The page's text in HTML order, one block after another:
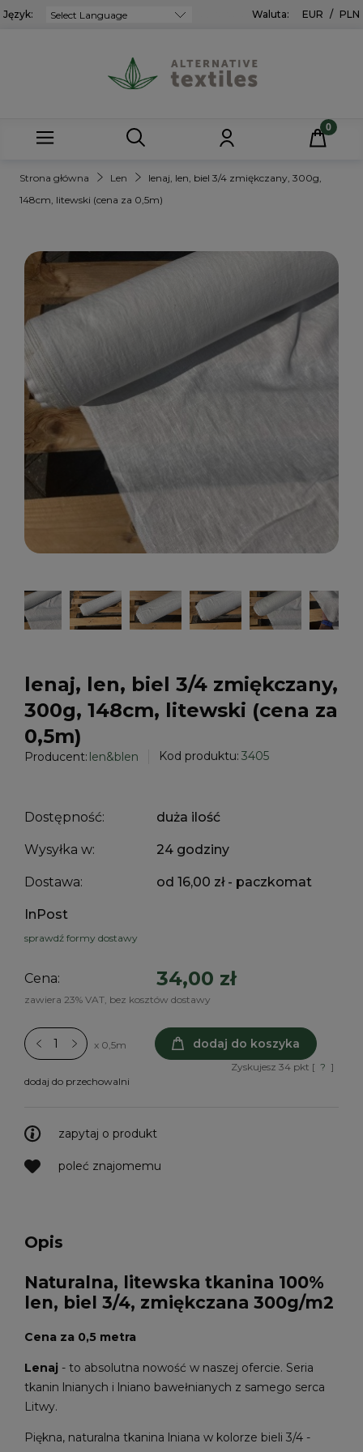
Język: Waluta: EUR / PLN
Strona główna Len
lenaj, len, biel 3/4 zmiękczany, 300g,
148cm, litewski (cena za 0,5m)
lenaj, len, biel 3/4 zmiękczany,
300g, 148cm, litewski (cena za
0,5m)
Producent: len&blen Kod produktu: 3405
Dostępność: duża ilość
Wysyłka w: 24 godziny
Dostawa: od 16,00 zł - paczkomat
InPost
sprawdź formy dostawy
Cena: 34,00 zł
zawiera 23% VAT, bez kosztów dostawy
x 0,5m dodaj do koszyka
Zyskujesz34 pkt [ ? ]
dodaj do przechowalni
zapytaj o produkt
poleć znajomemu
Opis
Naturalna, litewska tkanina 100%
len, biel 3/4, zmiękczana 300g/m2
Cena za 0,5 metra
Lenaj - to absolutna nowość w naszej ofercie. Seria
tkanin lnianych i lniano bawełnianych z samego serca
Litwy.
Piękna, naturalna tkanina lniana w kolorze bieli 3/4 -